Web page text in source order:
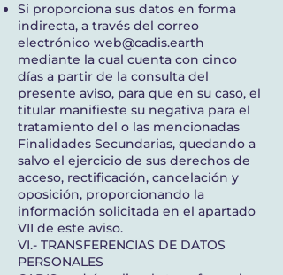
Si proporciona sus datos en forma
indirecta, a través del correo
electrónico web@cadis.earth
mediante la cual cuenta con cinco
días a partir de la consulta del
presente aviso, para que en su caso, el
titular manifieste su negativa para el
tratamiento del o las mencionadas
Finalidades Secundarias, quedando a
salvo el ejercicio de sus derechos de
acceso, rectificación, cancelación y
oposición, proporcionando la
información solicitada en el apartado
VII de este aviso.
VI.- TRANSFERENCIAS DE DATOS
PERSONALES